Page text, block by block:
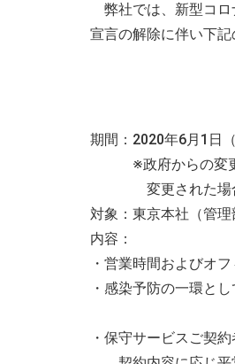
弊社では、新型コロ
宣言の解除に伴い下
期間： 2020年6月 1 日
※政府からの変更の
変更された場合は
対象：東京本社（管
内容：
・営業時間およびオ
・感染予防の一環と
・保守サービスご契